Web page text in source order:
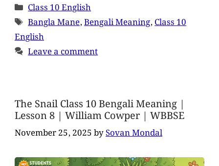
Class 10 English
Bangla Mane,Bengali Meaning,Class 10
English
Leave a comment
The Snail Class 10 Bengali Meaning |
Lesson 8 | William Cowper | WBBSE
November 25, 2025bySovan Mondal